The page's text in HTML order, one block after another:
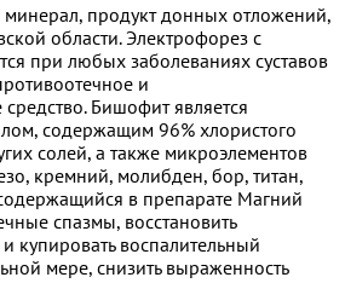
продукт донных отложений,
области. Электрофорез с
при любых заболеваниях суставов
и
Бишофит является
содержащим 96% хлористого
солей, а также микроэлементов
кремний, молибден, бор, титан,
в препарате Магний
спазмы, восстановить
купировать воспалительный
мере, снизить выраженность